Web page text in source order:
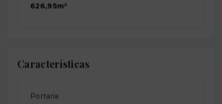
626,95m²
Características
Portaria